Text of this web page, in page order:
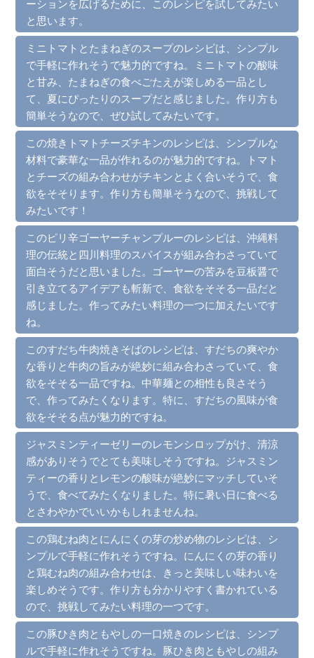
ーションを広げるために、このレシピを試してみたい
と思います。
ミニトマトとたまねぎのスープのレシピは、シンプル
で手軽に作れそうで魅力的ですね。ミニトマトの酸味
と甘み、たまねぎの食べごたえが楽しめる一品とし
て、夏にぴったりのスープだと感じました。作り方も
簡単そうなので、ぜひ試してみたいです。
この焼きトマトチーズチキンのレシピは、シンプルな
材料で豪華な一品が作れるのが魅力的ですね。トマト
とチーズの組み合わせがチキンとよく合いそうで、食
欲をそそります。作り方も簡単そうなので、挑戦して
みたいです！
このピリ辛ゴーヤーチャンプルーのレシピは、沖縄料
理の伝統と四川料理のスパイスが組み合わさっていて
面白そうだと思いました。ゴーヤーの苦みを豆板醤で
引き立てるアイデアも斬新で、食欲をそそる一品だと
感じました。作ってみたい料理の一つに加えたいです
ね。
このすだち牛肉焼きそばのレシピは、すだちの爽やか
な香りと牛肉の旨みが絶妙に組み合わさっていて、食
欲をそそる一品ですね。中華麺との相性も良さそう
で、作ってみたくなります。特に、すだちの風味が食
欲をそそる点が魅力的ですね。
ジャスミンティーゼリーのレモンシロップがけ、清涼
感がありそうでとても美味しそうですね。ジャスミン
ティーの香りとレモンの酸味が絶妙にマッチしていそ
うで、食べてみたくなりました。特に暑い日に食べる
とさわやかでいいかもしれませんね。
この鶏むね肉とにんにくの芽の炒め物のレシピは、シ
ンプルで手軽に作れそうですね。にんにくの芽の香り
と鶏むね肉の組み合わせは、きっと美味しい味わいを
楽しめそうです。作り方も分かりやすく書かれている
ので、挑戦してみたい料理の一つです。
この豚ひき肉ともやしの一口焼きのレシピは、シンプ
ルで手軽に作れそうですね。豚ひき肉ともやしの組み